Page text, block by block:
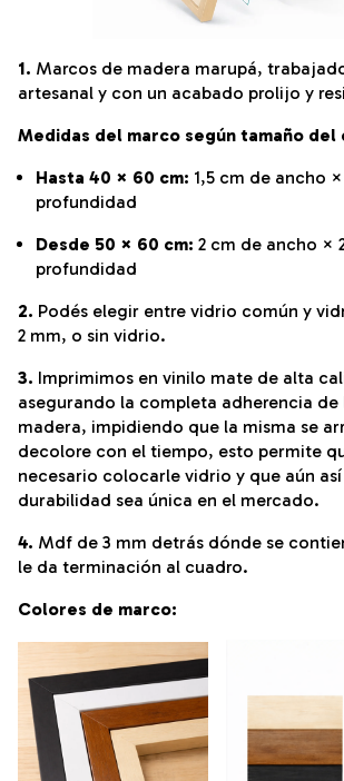
1. Marcos de madera marupá,
artesanal y con un acabado prolijo y
Medidas del marco según tamaño del
Hasta 40 × 60 cm: 1,5 cm de ancho
profundidad
Desde 50 × 60 cm: 2 cm de ancho ×
profundidad
2. Podés elegir entre vidrio común y
2 mm, o sin vidrio.
3. Imprimimos en vinilo mate de alta
asegurando la completa adherencia de
madera, impidiendo que la misma se
decolore con el tiempo, esto permite
necesario colocarle vidrio y que aún
durabilidad sea única en el mercado.
4. Mdf de 3 mm detrás dónde se
le da terminación al cuadro.
Colores de marco: